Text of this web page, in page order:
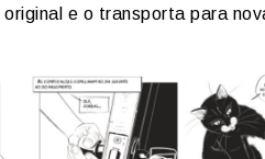
e o transporta para